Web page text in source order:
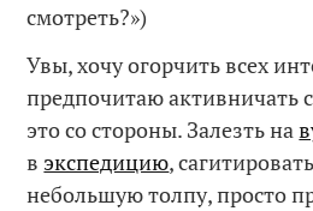
смотреть?»)
Увы, хочу огорчить всех
предпочитаю активничать
это со стороны. Залезть на
в экспедицию,
небольшую толпу, просто